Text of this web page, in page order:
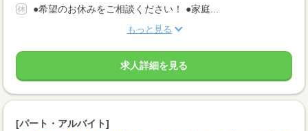
●希望のお休みをご相談ください！ ●家庭...
もっと見る
求人詳細を見る
[パート・アルバイト]